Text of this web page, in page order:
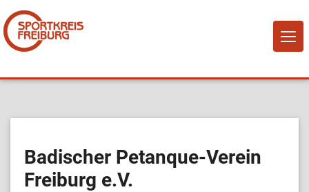
Mitglied werden!
Badischer Petanque-Verein
Freiburg e.V.